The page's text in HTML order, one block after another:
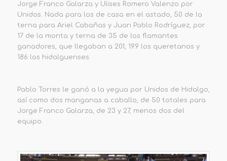
Jorge Franco Galarza y Ulises Romero Valenzo por
Unidos. Nada para los de casa en el astado, 50 de la
terna para Ariel Cabañas y Juan Pablo Rodríguez, por
17 de la monta y terna de 35 de los flamantes
ganadores, que llegaban a 201, 199 los queretanos y
186 los hidalguenses.
Pablo Torres le ganó a la yegua por Unidos de Hidalgo,
así como dos manganas a caballo, de 50 totales para
Jorge Franco Galarza, de 23 y 27, menos dos del
equipo.